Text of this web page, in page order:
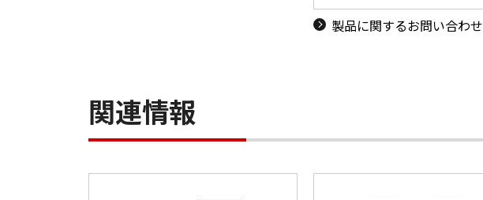
製品に関するお問い合わせ
関連情報